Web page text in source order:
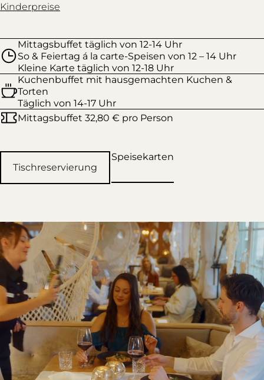
Kinderpreise
Mittagsbuffet täglich von 12-14 Uhr
So & Feiertag á la carte-Speisen von 12 – 14 Uhr
Kleine Karte täglich von 12-18 Uhr
Kuchenbuffet mit hausgemachten Kuchen &
Torten
Täglich von 14-17 Uhr
Mittagsbuffet 32,80 € pro Person
Tischreservierung
Speisekarten